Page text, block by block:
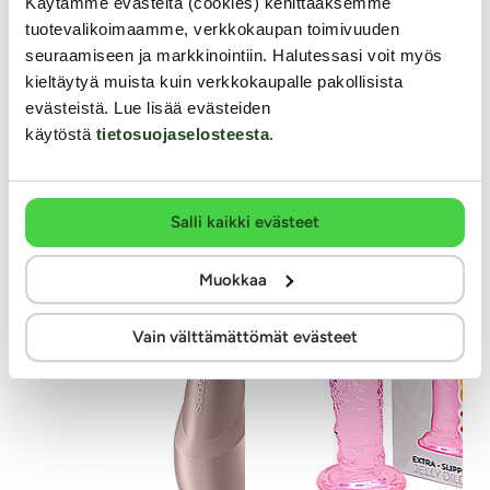
tuotevalikoimaamme, verkkokaupan toimivuuden
seuraamiseen ja markkinointiin. Halutessasi voit myös
kieltäytyä muista kuin verkkokaupalle pakollisista
evästeistä. Lue lisää evästeiden
käytöstä tietosuojaselosteesta.
Salli kaikki evästeet
Muokkaa
Vain välttämättömät evästeet
3/4-hihat...
19.99 € 24.99 €
Muut asiakkaat ostivat
KESTOETUTUOTE YKSINOIKEUS